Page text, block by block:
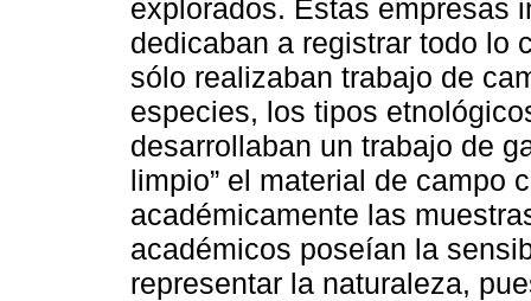
explorados. Estas empresas
dedicaban a registrar todo lo
sólo realizaban trabajo de
especies, los tipos
desarrollaban un trabajo de
limpio” el material de campo
académicamente las
académicos poseían la
representar la naturaleza,